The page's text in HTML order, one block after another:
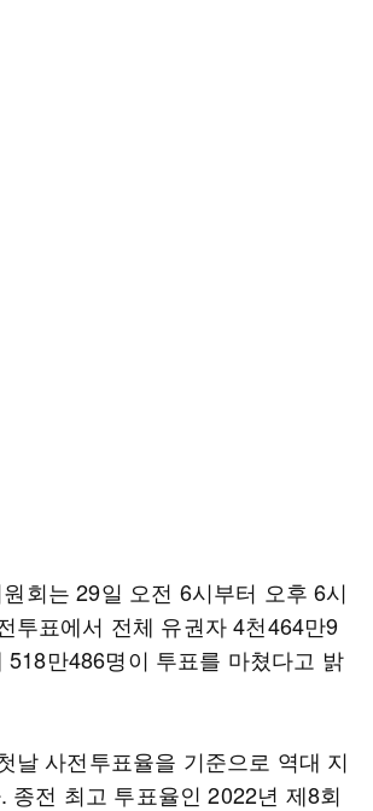
회는 29일 오전 6시부터 오후 6시
투표에서 전체 유권자 4천464만9
518만486명이 투표를 마쳤다고 밝
날 사전투표율을 기준으로 역대 지
종전 최고 투표율인 2022년 제8회